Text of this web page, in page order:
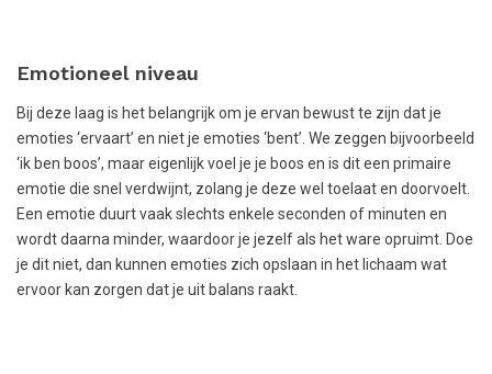
Emotioneel niveau
Bij deze laag is het belangrijk om je ervan bewust te zijn dat je
emoties ‘ervaart’ en niet je emoties ‘bent’. We zeggen bijvoorbeeld
‘ik ben boos’, maar eigenlijk voel je je boos en is dit een primaire
emotie die snel verdwijnt, zolang je deze wel toelaat en doorvoelt.
Een emotie duurt vaak slechts enkele seconden of minuten en
wordt daarna minder, waardoor je jezelf als het ware opruimt. Doe
je dit niet, dan kunnen emoties zich opslaan in het lichaam wat
ervoor kan zorgen dat je uit balans raakt.